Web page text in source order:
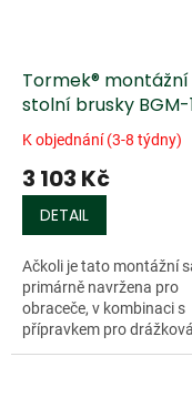
Tormek®
stolní brusky BGM-
K objednání (3-8 týdny)
3 103 Kč
DETAIL
Ačkoli je tato montážní
primárně navržena pro
obraceče, v kombinaci s
přípravkem pro
(SVD-186 R),...